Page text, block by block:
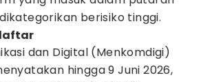
berisiko tinggi.
dan Digital (Menkomdigi)
hingga 9 Juni 2026,